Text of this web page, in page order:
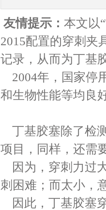
友情提示： 本文以
2015配置的穿刺夹
记录，从而为丁基
2004年，国家停
和生物性能等均良
丁基胶塞除了检
项目，同样，还需
因为，穿刺力过
刺困难；而太小，
因此，丁基胶塞